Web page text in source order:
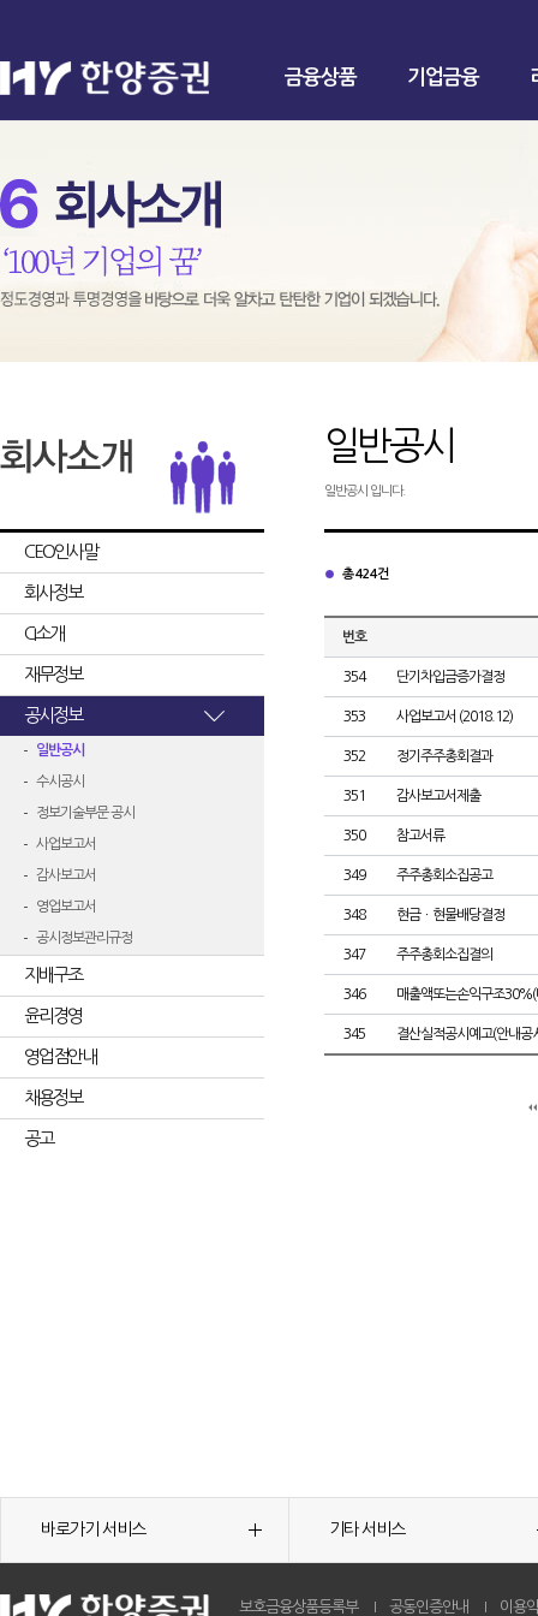
금융상품 기업금융
CEO인사말
회사정보
CI소개
재무정보
공시정보
일반공시
수시공시
정보기술부문 공시
사업보고서
감사보고서
영업보고서
공시정보관리규정
지배구조
윤리경영
영업점안내
채용정보
공고
일반공시
일반공시 입니다.
총 424건
번호
354 단기차입금증가결정
353 사업보고서 (2018.12)
352 정기주주총회결과
351 감사보고서제출
350 참고서류
349 주주총회소집공고
348 현금ㆍ현물배당결정
347 주주총회소집결의
346 매출액또는손익구조
345 결산실적공시예고(안내공
바로가기 서비스 기타 서비스
보호금융상품등록부 공동인증안내 이용